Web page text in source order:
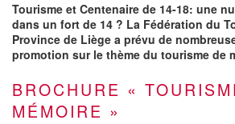
Tourisme et Centenaire de 14-18: une
dans un fort de 14 ? La Fédération du
Province de Liège a prévu de
promotion sur le thème du tourisme de
BROCHURE «
MÉMOIRE »